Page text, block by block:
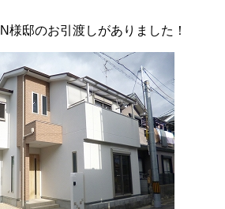
様邸のお引渡しがありました！